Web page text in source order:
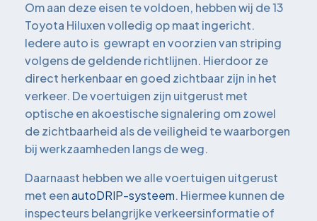
Om aan deze eisen te voldoen, hebben wij de 13
Toyota Hiluxen volledig op maat ingericht.
Iedere auto is gewrapt en voorzien van striping
volgens de geldende richtlijnen. Hierdoor ze
direct herkenbaar en goed zichtbaar zijn in het
verkeer. De voertuigen zijn uitgerust met
optische en akoestische signalering om zowel
de zichtbaarheid als de veiligheid te waarborgen
bij werkzaamheden langs de weg.
Daarnaast hebben we alle voertuigen uitgerust
met eenautoDRIP-systeem. Hiermee kunnen de
inspecteurs belangrijke verkeersinformatie of